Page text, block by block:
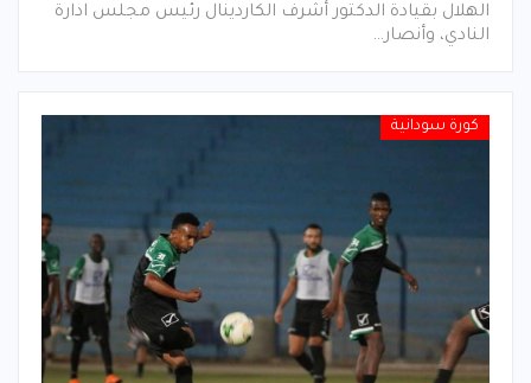
الهلال بقيادة الدكتور أشرف الكاردينال رئيس مجلس ادارة
النادي، وأنصار…
كورة سودانية